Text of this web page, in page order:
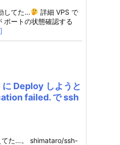
してた…
詳細 VPS で
ートの状態確認する
Deploy しようと
failed. で ssh
てた…。 shimataro/ssh-